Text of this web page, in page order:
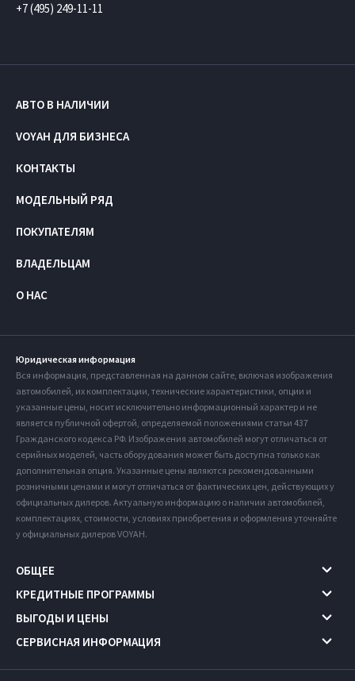
+7 (495) 249-11-11
АВТО В НАЛИЧИИ
VOYAH ДЛЯ БИЗНЕСА
КОНТАКТЫ
МОДЕЛЬНЫЙ РЯД
ПОКУПАТЕЛЯМ
ВЛАДЕЛЬЦАМ
О НАС
Юридическая информация
Вся информация, представленная на данном сайте, включая изображения
автомобилей, их комплектации, технические характеристики, опции и
указанные цены, носит исключительно информационный характер и не
является публичной офертой, определяемой положениями статьи 437
Гражданского кодекса РФ. Изображения автомобилей могут отличаться от
серийных моделей, часть оборудования может быть доступна только как
дополнительная опция. Указанные цены являются рекомендованными
розничными ценами и могут отличаться от фактических цен, действующих у
официальных дилеров. Актуальную информацию о наличии автомобилей,
комплектациях, стоимости, условиях приобретения и оформления уточняйте
у официальных дилеров VOYAH.
ОБЩЕЕ
КРЕДИТНЫЕ ПРОГРАММЫ
ВЫГОДЫ И ЦЕНЫ
СЕРВИСНАЯ ИНФОРМАЦИЯ